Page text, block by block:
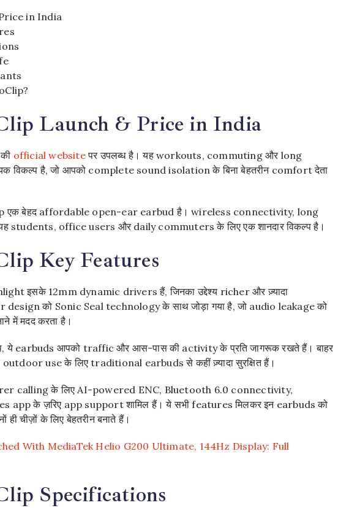
in India
Launch & Price in India
official websiteपर उपलब्ध है। यह workouts, commuting और long
विकल्प है, जो आपको complete sound isolation के बिना बेहतरीन comfort देता
एक बेहद affordable open-ear earbud है। wireless connectivity, long
office users और daily commuters के लिए एक शानदार विकल्प है।
Key Features
इसके 12mm dynamic drivers हैं, जिनका उद्देश्य richer और ज़्यादा
को Sonic Seal technology के साथ जोड़ा गया है, जो audio leakage को
में मदद करता है।
ये earbuds आपको traffic और आस-पास की activity के प्रति जागरूक रखते हैं। बाहर
outdoor use के लिए traditional earbuds से कहीं ज़्यादा सुरक्षित हैं।
calling के लिए AI-powered ENC, Bluetooth 6.0 connectivity,
के ज़रिए app support शामिल हैं। ये सभी features मिलकर इन earbuds को
चीज़ों के लिए बेहतरीन बनाते हैं।
With MediaTek Helio G200 Ultimate, 144Hz Display: Full
Specifications